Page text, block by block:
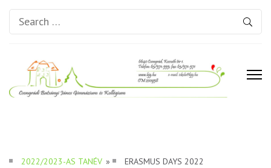
Search
for:
2022/2023-AS TANÉV » ERASMUS DAYS 2022